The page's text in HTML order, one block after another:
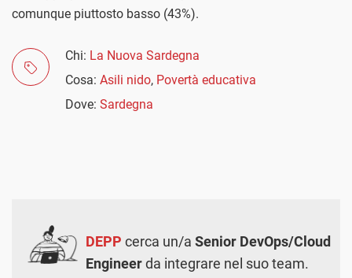
comunque piuttosto basso (43%).
Chi: La Nuova Sardegna
Cosa: Asili nido, Povertà educativa
Dove: Sardegna
DEPP cerca un/a Senior DevOps/Cloud
Engineerda integrare nel suo team.